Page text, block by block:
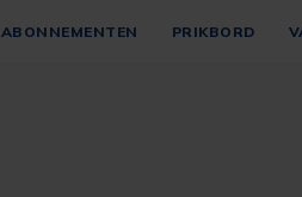
ABONNEMENTEN PRIKBORD